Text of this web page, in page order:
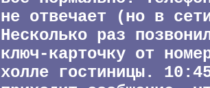
не отвечает (но в
Несколько раз
ключ-карточку от
холле гостиницы.